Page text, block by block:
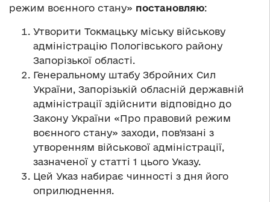
режим воєнного стану» постановляю:
Утворити Токмацьку міську військову
адміністрацію Пологівського району
Запорізької області.
Генеральному штабу Збройних Сил
України, Запорізькій обласній державній
адміністрації здійснити відповідно до
Закону України «Про правовий режим
воєнного стану» заходи, повʼязані з
утворенням військової адміністрації,
зазначеної у статті 1 цього Указу.
Цей Указ набирає чинності з дня його
оприлюднення.